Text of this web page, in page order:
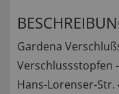
Gardena
Verschlussstopfen
Hans-Lorenser-Str.